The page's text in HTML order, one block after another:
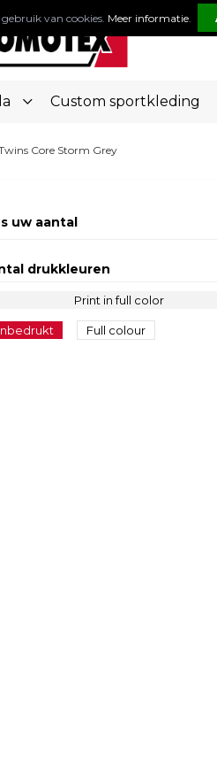
Custom sportkleding
Core Storm Grey
uw aantal
drukkleuren
Print in full color
Full colour
van cookies. Meer informatie.